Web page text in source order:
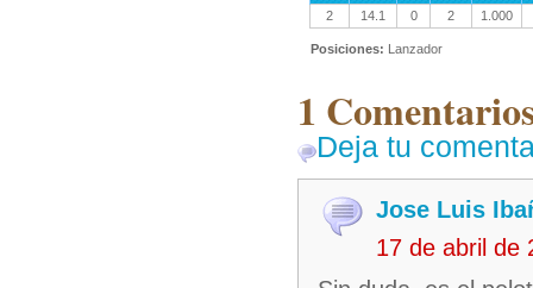
2
14.1 0 2 1.000
Posiciones: Lanzador
1
Deja tu
Jose Luis
17 de abril de